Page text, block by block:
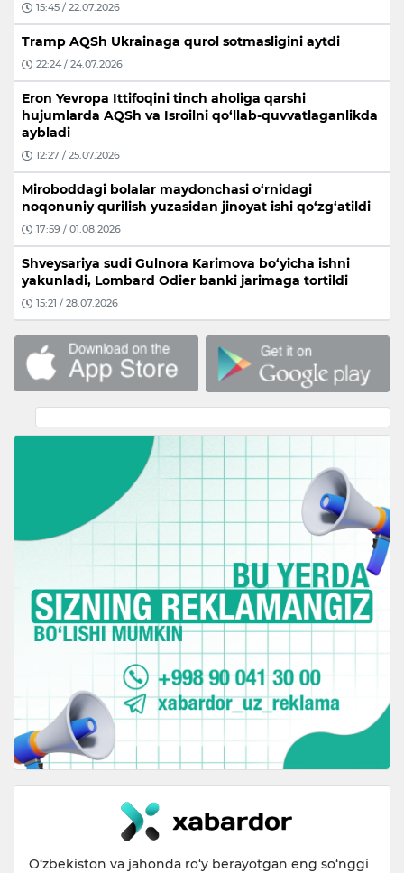
15:45 / 22.07.2026
Tramp AQSh Ukrainaga qurol sotmasligini aytdi
22:24 / 24.07.2026
Eron Yevropa Ittifoqini tinch aholiga qarshi
hujumlarda AQSh va Isroilni qo‘llab-quvvatlaganlikda
aybladi
12:27 / 25.07.2026
Miroboddagi bolalar maydonchasi o‘rnidagi
noqonuniy qurilish yuzasidan jinoyat ishi qo‘zg‘atildi
17:59 / 01.08.2026
Shveysariya sudi Gulnora Karimova bo‘yicha ishni
yakunladi, Lombard Odier banki jarimaga tortildi
15:21 / 28.07.2026
O‘zbekiston va jahonda ro‘y berayotgan eng so‘nggi